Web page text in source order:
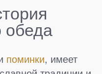
обеда
поминки, имеет